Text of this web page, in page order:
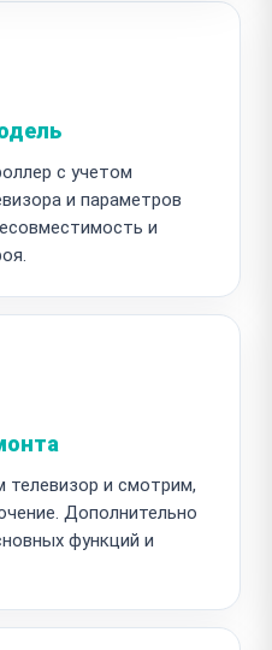
с учетом
и параметров
и
телевизор и смотрим,
Дополнительно
функций и